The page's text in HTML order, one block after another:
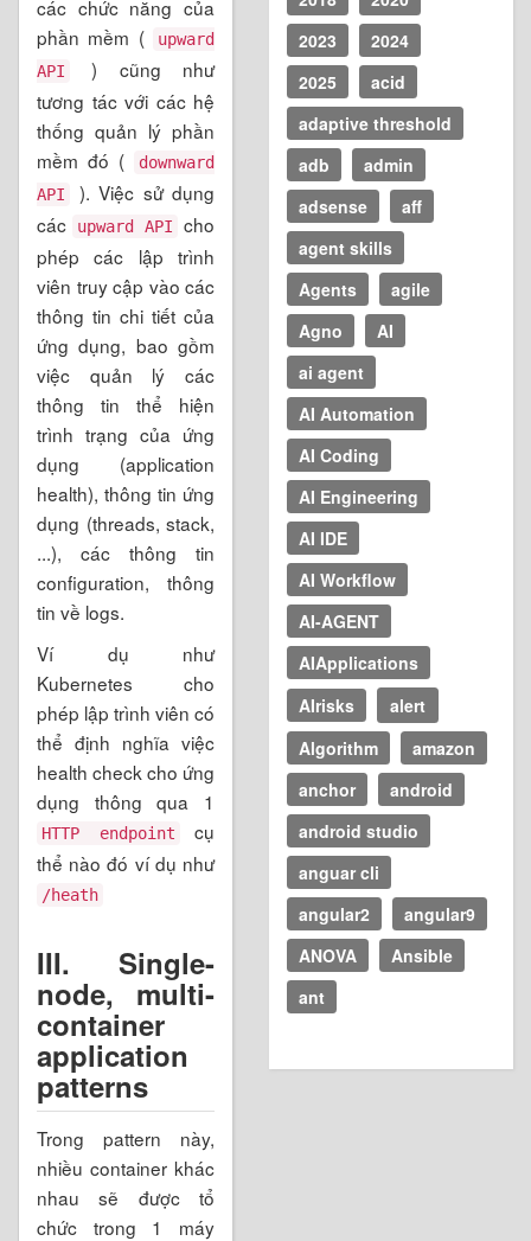
các chức năng của
phần mềm (
upward
API
) cũng như
tương tác với các hệ
thống quản lý phần
mềm đó (
downward
API
). Việc sử dụng
các
upward API
cho
phép các lập trình
viên truy cập vào các
thông tin chi tiết của
ứng dụng, bao gồm
việc quản lý các
thông tin thể hiện
trình trạng của ứng
dụng (application
health), thông tin ứng
dụng (threads, stack,
...), các thông tin
configuration, thông
tin về logs.
Ví dụ như
Kubernetes cho
phép lập trình viên có
thể định nghĩa việc
health check cho ứng
dụng thông qua 1
HTTP endpoint
cụ
thể nào đó ví dụ như
/heath
III. Single-
node, multi-
container
application
patterns
Trong pattern này,
nhiều container khác
nhau sẽ được tổ
chức trong 1 máy
2023
2024
2025
acid
adaptive threshold
adb
admin
adsense
aff
agent skills
Agents
agile
Agno
AI
ai agent
AI Automation
AI Coding
AI Engineering
AI IDE
AI Workflow
AI-AGENT
AIApplications
AIrisks
alert
Algorithm
amazon
anchor
android
android studio
anguar cli
angular2
angular9
ANOVA
Ansible
ant